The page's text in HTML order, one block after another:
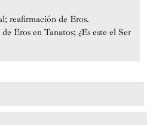
reafirmación de Eros.
Eros en Tanatos; ¿Es este el Ser